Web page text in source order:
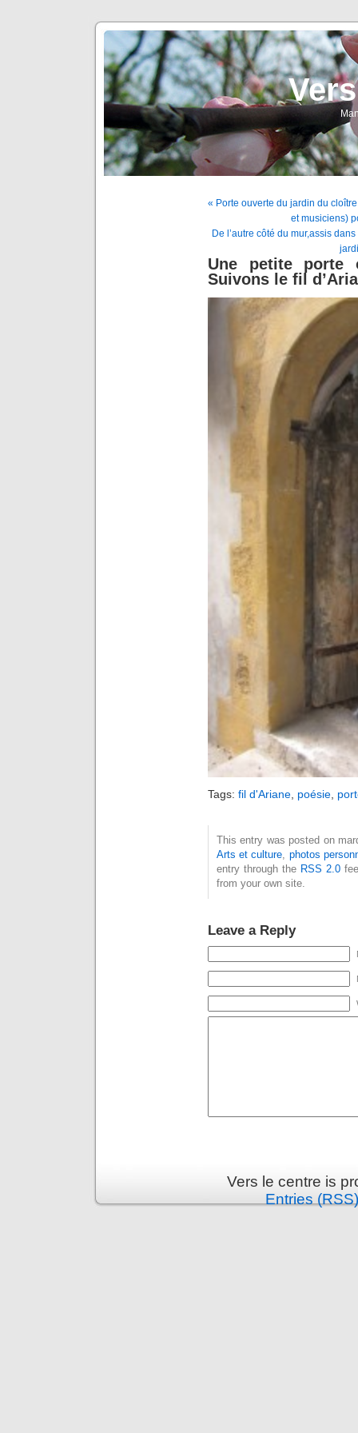
« Porte ouverte du jardin du
et musiciens)
De l’autre côté du mur,assis
Une petite
Suivons le fil
Tags: fil d'Ariane poésie
This entry was posted on
Arts et culture, photos
entry through the RSS 2.0
from your own site.
Leave a Reply
Vers le centre is
Entries (RSS)